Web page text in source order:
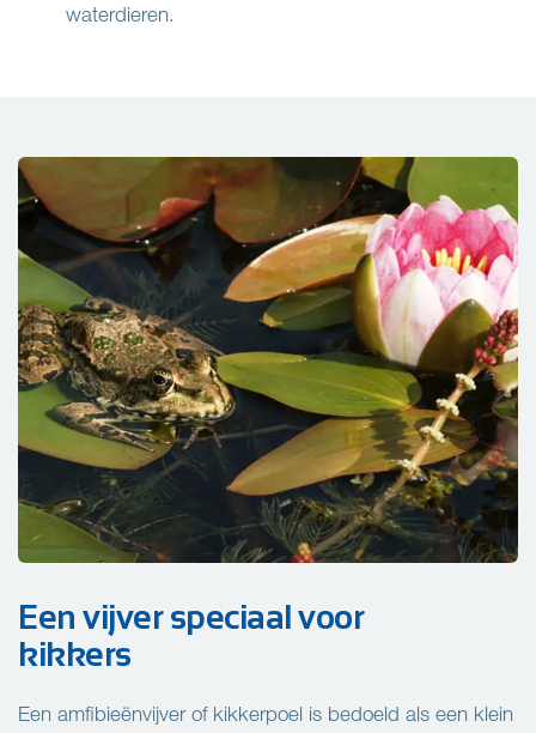
waterdieren.
Een vijver speciaal voor
kikkers
Een amfibieënvijver of kikkerpoel is bedoeld als een klein